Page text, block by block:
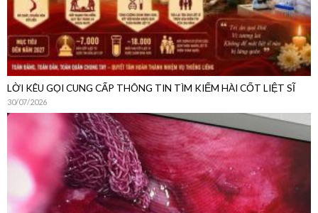
LỜI KÊU GỌI CUNG CẤP THÔNG TIN TÌM KIẾM HÀI CỐT LIỆT SĨ
30/07/2026